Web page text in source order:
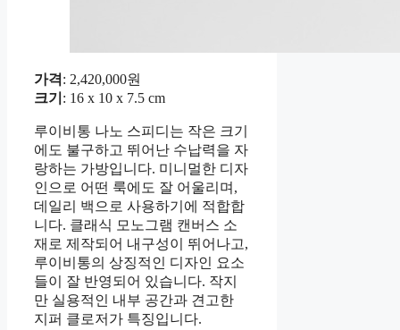
가격 : 2,420,000원
크기 : 16 x 10 x 7.5 cm
루이비통 나노 스피디는 작은 크기
에도 불구하고 뛰어난 수납력을 자
랑하는 가방입니다. 미니멀한 디자
인으로 어떤 룩에도 잘 어울리며,
데일리 백으로 사용하기에 적합합
니다. 클래식 모노그램 캔버스 소
재로 제작되어 내구성이 뛰어나고,
루이비통의 상징적인 디자인 요소
들이 잘 반영되어 있습니다. 작지
만 실용적인 내부 공간과 견고한
지퍼 클로저가 특징입니다.